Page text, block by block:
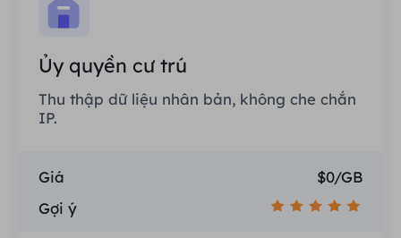
Ủy quyền cư trú
Thu thập dữ liệu nhân bản, không che chắn
IP.
Giá
$0/GB
Gợi ý